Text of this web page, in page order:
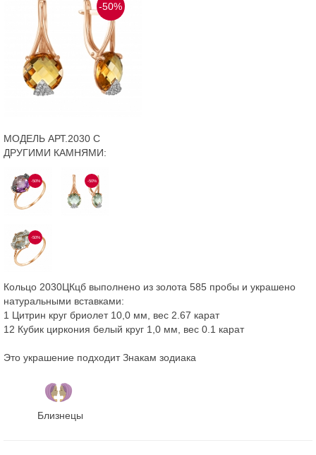
-50%
МОДЕЛЬ АРТ.2030 С
ДРУГИМИ КАМНЯМИ:
-50% -50%
-50%
Кольцо 2030ЦКцб выполнено из золота 585 пробы и украшено
натуральными вставками:
1 Цитрин круг бриолет 10,0 мм, вес 2.67 карат
12 Кубик циркония белый круг 1,0 мм, вес 0.1 карат
Это украшение подходит Знакам зодиака
Близнецы